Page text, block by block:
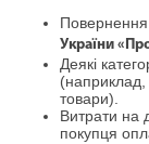
Повернення
України
Деякі
(наприклад,
товари).
Витрати на
покупця